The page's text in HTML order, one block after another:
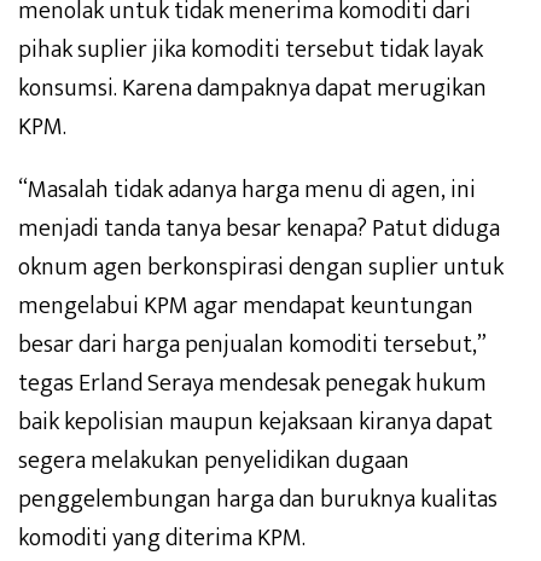
menolak untuk tidak menerima komoditi dari
pihak suplier jika komoditi tersebut tidak layak
konsumsi. Karena dampaknya dapat merugikan
KPM.
“Masalah tidak adanya harga menu di agen, ini
menjadi tanda tanya besar kenapa? Patut diduga
oknum agen berkonspirasi dengan suplier untuk
mengelabui KPM agar mendapat keuntungan
besar dari harga penjualan komoditi tersebut,”
tegas Erland Seraya mendesak penegak hukum
baik kepolisian maupun kejaksaan kiranya dapat
segera melakukan penyelidikan dugaan
penggelembungan harga dan buruknya kualitas
komoditi yang diterima KPM.